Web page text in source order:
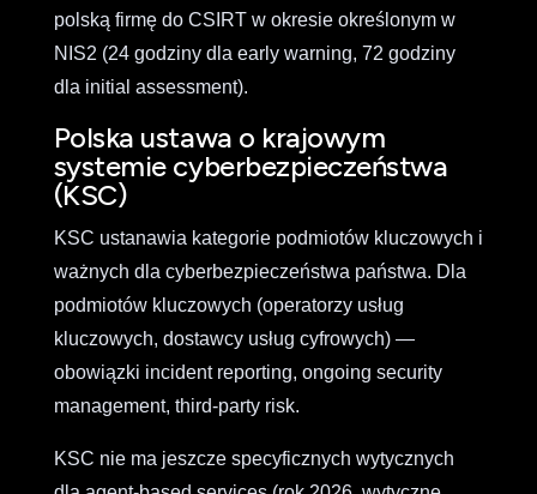
polską firmę do CSIRT w okresie określonym w
NIS2 (24 godziny dla early warning, 72 godziny
dla initial assessment).
Polska ustawa o krajowym
systemie cyberbezpieczeństwa
(KSC)
KSC ustanawia kategorie podmiotów kluczowych i
ważnych dla cyberbezpieczeństwa państwa. Dla
podmiotów kluczowych (operatorzy usług
kluczowych, dostawcy usług cyfrowych) —
obowiązki incident reporting, ongoing security
management, third-party risk.
KSC nie ma jeszcze specyficznych wytycznych